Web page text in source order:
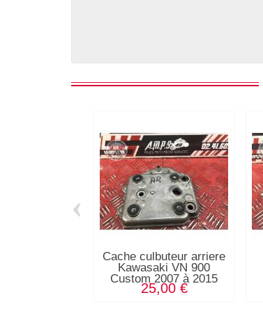
Cache culbuteur arriere
Kawasaki VN 900
Custom 2007 à 2015
25,00 €
‹